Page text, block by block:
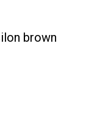
brown